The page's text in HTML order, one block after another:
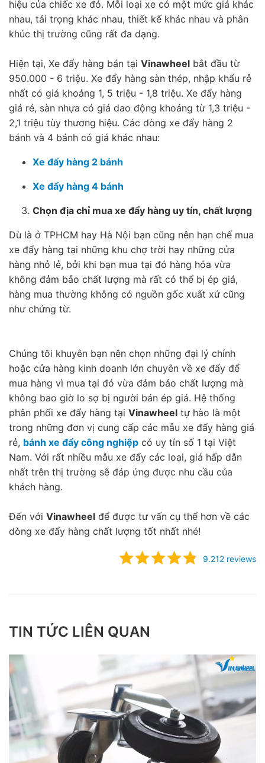
hiệu của chiếc xe đó. Mỗi loại xe có một mức giá khác
nhau, tải trọng khác nhau, thiết kế khác nhau và phân
khúc thị trường cũng rất đa dạng.
Hiện tại, Xe đẩy hàng bán tại Vinawheel bắt đầu từ
950.000 - 6 triệu. Xe đẩy hàng sàn thép, nhập khẩu rẻ
nhất có giá khoảng 1, 5 triệu - 1,8 triệu. Xe đẩy hàng
giá rẻ, sàn nhựa có giá dao động khoảng từ 1,3 triệu -
2,1 triệu tùy thương hiệu. Các dòng xe đẩy hàng 2
bánh và 4 bánh có giá khác nhau:
Xe đẩy hàng 2 bánh
Xe đẩy hàng 4 bánh
Chọn địa chỉ mua xe đẩy hàng uy tín, chất lượng
Dù là ở TPHCM hay Hà Nội bạn cũng nên hạn chế mua
xe đẩy hàng tại những khu chợ trời hay những cửa
hàng nhỏ lẻ, bởi khi bạn mua tại đó hàng hóa vừa
không đảm bảo chất lượng mà rất có thể bị ép giá,
hàng mua thường không có nguồn gốc xuất xứ cũng
như chứng từ.
Chúng tôi khuyên bạn nên chọn những đại lý chính
hoặc cửa hàng kinh doanh lớn chuyên về xe đẩy để
mua hàng vì mua tại đó vừa đảm bảo chất lượng mà
không bao giờ lo sợ bị người bán ép giá. Hệ thống
phân phối xe đẩy hàng tại Vinawheel tự hào là một
trong những đơn vị cung cấp các mẫu xe đẩy hàng giá
rẻ, bánh xe đẩy công nghiệp có uy tín số 1 tại Việt
Nam. Với rất nhiều mẫu xe đẩy các loại, giá hấp dẫn
nhất trên thị trường sẽ đáp ứng được nhu cầu của
khách hàng.
Đến với Vinawheel để được tư vấn cụ thể hơn về các
dòng xe đẩy hàng chất lượng tốt nhất nhé!
9.212 reviews
TIN TỨC LIÊN QUAN